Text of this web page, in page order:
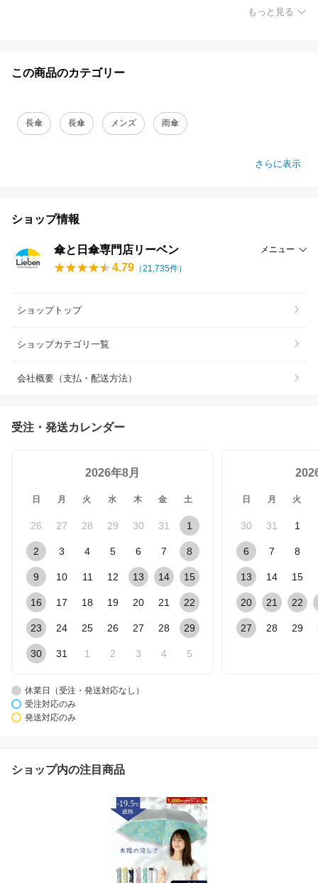
もっと見る
この商品のカテゴリー
長傘 長傘 メンズ 雨傘
さらに表示
ショップ情報
傘と日傘専門店リーベン メニュー
4.79 （21,735件）
ショップトップ
ショップカテゴリ一覧
会社概要（支払・配送方法）
受注・発送カレンダー
2026年8月
日 月 火 水 木 金 土
26 27 28 29 30 31 1
2 3 4 5 6 7 8
9 10 11 12 13 14 15
16 17 18 19 20 21 22
23 24 25 26 27 28 29
30 31 1 2 3 4 5
日 月 火
30 31 1
6 7 8
13 14 15
20 21 22
27 28 29
休業日（受注・発送対応なし）
受注対応のみ
発送対応のみ
ショップ内の注目商品